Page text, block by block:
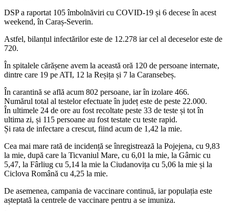
DSP a raportat 105 îmbolnăviri cu COVID-19 și 6 decese în acest
weekend, în Caraș-Severin.
Astfel, bilanțul infectărilor este de 12.278 iar cel al deceselor este de
720.
În spitalele cărășene avem la această oră 120 de persoane internate,
dintre care 19 pe ATI, 12 la Reșița și 7 la Caransebeș.
În carantină se află acum 802 persoane, iar în izolare 466.
Numărul total al testelor efectuate în județ este de peste 22.000.
În ultimele 24 de ore au fost recoltate peste 33 de teste și tot în
ultima zi, și 115 persoane au fost testate cu teste rapid.
Și rata de infectare a crescut, fiind acum de 1,42 la mie.
Cea mai mare rată de incidență se înregistrează la Pojejena, cu 9,83
la mie, după care la Ticvaniul Mare, cu 6,01 la mie, la Gârnic cu
5,47, la Fârliug cu 5,14 la mie la Ciudanovița cu 5,06 la mie și la
Ciclova Română cu 4,25 la mie.
De asemenea, campania de vaccinare continuă, iar populația este
așteptată la centrele de vaccinare pentru a se imuniza.